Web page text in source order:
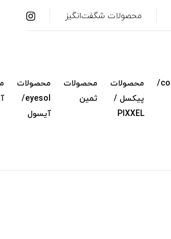
محصولات شگفت‌انگیز
comeon/
محصولات
پیکسل /
PIXXEL
محصولات
ثمین
محصولات
eyesol/
آیسول